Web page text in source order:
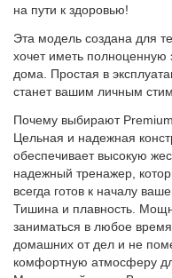
на пути к здоровью!
Эта модель создана для
хочет иметь
дома. Простая в
станет вашим личным
Почему выбирают
Цельная и надежная
обеспечивает высокую
надежный тренажер,
всегда готов к началу
Тишина и плавность.
заниматься в любое
домашних от дел и не
комфортную атмосферу